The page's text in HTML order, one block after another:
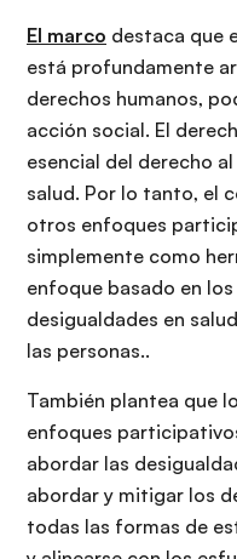
El marco destaca que
está profundamente
derechos humanos,
acción social. El
esencial del derecho
salud. Por lo tanto, el
otros enfoques
simplemente como
enfoque basado en
desigualdades en
las personas..
También plantea que
enfoques
abordar las
abordar y mitigar los
todas las formas de